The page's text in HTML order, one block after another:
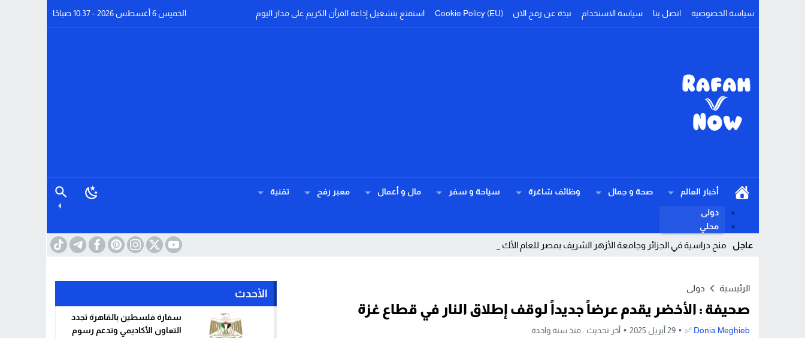
سياسة الخصوصية اتصل بنا سياسة الاستخدام نبذة عن رفح الان Cookie Policy (EU) استمتع بتشغيل إذاعة القرآن الكريم على مدار اليوم الخميس 6 أغسطس 2026 - 10:37 صباحًا
أخبار العالم
دولى
محلي
صحة و جمال وظائف شاغرة سياحة و سفر مال و أعمال معبر رفح تقنية
عاجل منح دراسية في الجزائر وجامعة الأزهر الشريف بمصر للعام الأكاديمي 2026-2 _
Previous
Next
الرئيسية دولى
صحيفة : الأخضر يقدم عرضاً جديداً لوقف إطلاق النار في قطاع غزة
Donia Meghieb ✅ 29 أبريل 2025 آخر تحديث : منذ سنة واحدة
الأحدث
سفارة فلسطين بالقاهرة تجدد
التعاون الأكاديمي وتدعم رسوم